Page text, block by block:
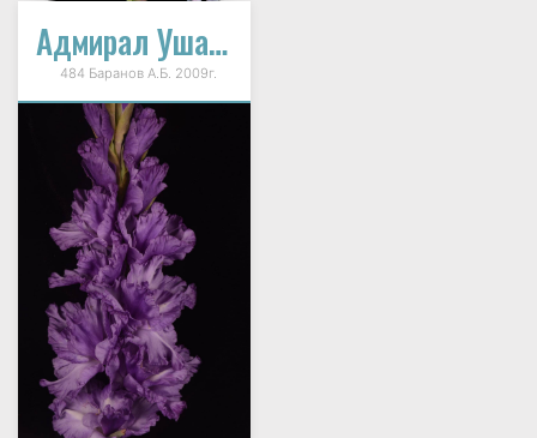
Адмирал Ушаков
484 Баранов А.Б. 2009г.